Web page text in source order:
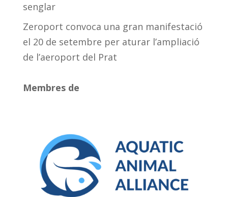
senglar
Zeroport convoca una gran manifestació
el 20 de setembre per aturar l’ampliació
de l’aeroport del Prat
Membres de